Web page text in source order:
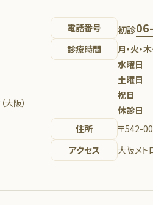
阪）
電話番号 初診
診療時間 月・火・
水曜日
土曜日
祝日
休診日
住所
〒542-
アクセス
大阪メト